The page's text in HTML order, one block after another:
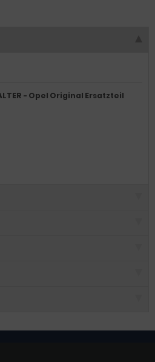
- Opel Original Ersatzteil